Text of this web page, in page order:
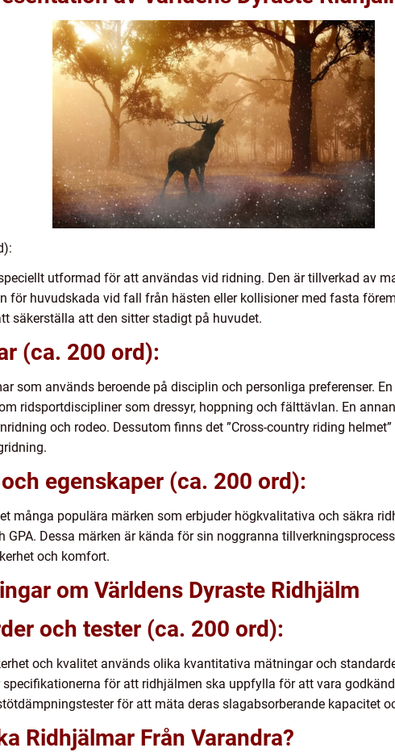
utformad för att användas vid ridning. Den är tillverkad av
för huvudskada vid fall från hästen eller kollisioner med fasta
säkerställa att den sitter stadigt på huvudet.
(ca. 200 ord):
som används beroende på disciplin och personliga preferenser.
ridsportdiscipliner som dressyr, hoppning och fälttävlan. En
och rodeo. Dessutom finns det ”Cross-country riding
egenskaper (ca. 200 ord):
många populära märken som erbjuder högkvalitativa och säkra
GPA. Dessa märken är kända för sin noggranna
och komfort.
om Världens Dyraste Ridhjälm
och tester (ca. 200 ord):
och kvalitet används olika kvantitativa mätningar och
specifikationerna för att ridhjälmen ska uppfylla för att vara
för att mäta deras slagabsorberande kapacitet
Ridhjälmar Från Varandra?